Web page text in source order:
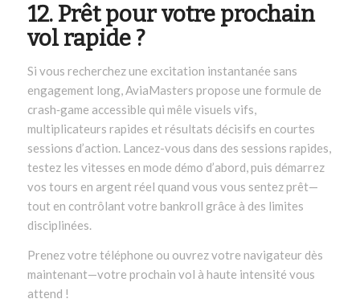
12. Prêt pour votre prochain
vol rapide ?
Si vous recherchez une excitation instantanée sans
engagement long, AviaMasters propose une formule de
crash‑game accessible qui mêle visuels vifs,
multiplicateurs rapides et résultats décisifs en courtes
sessions d’action. Lancez-vous dans des sessions rapides,
testez les vitesses en mode démo d’abord, puis démarrez
vos tours en argent réel quand vous vous sentez prêt—
tout en contrôlant votre bankroll grâce à des limites
disciplinées.
Prenez votre téléphone ou ouvrez votre navigateur dès
maintenant—votre prochain vol à haute intensité vous
attend !